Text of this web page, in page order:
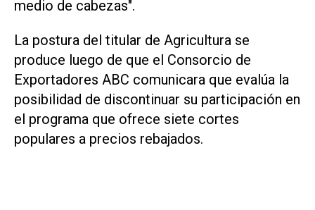
medio de cabezas".
La postura del titular de Agricultura se
produce luego de que el Consorcio de
Exportadores ABC comunicara que evalúa la
posibilidad de discontinuar su participación en
el programa que ofrece siete cortes
populares a precios rebajados.